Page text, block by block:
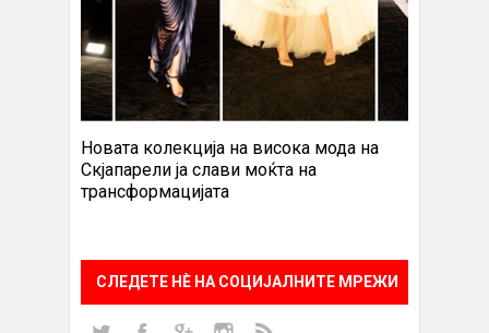
Новата колекција на висока мода на
Скјапарели ја слави моќта на
трансформацијата
СЛЕДЕТЕ НÈ НА СОЦИЈАЛНИТЕ МРЕЖИ